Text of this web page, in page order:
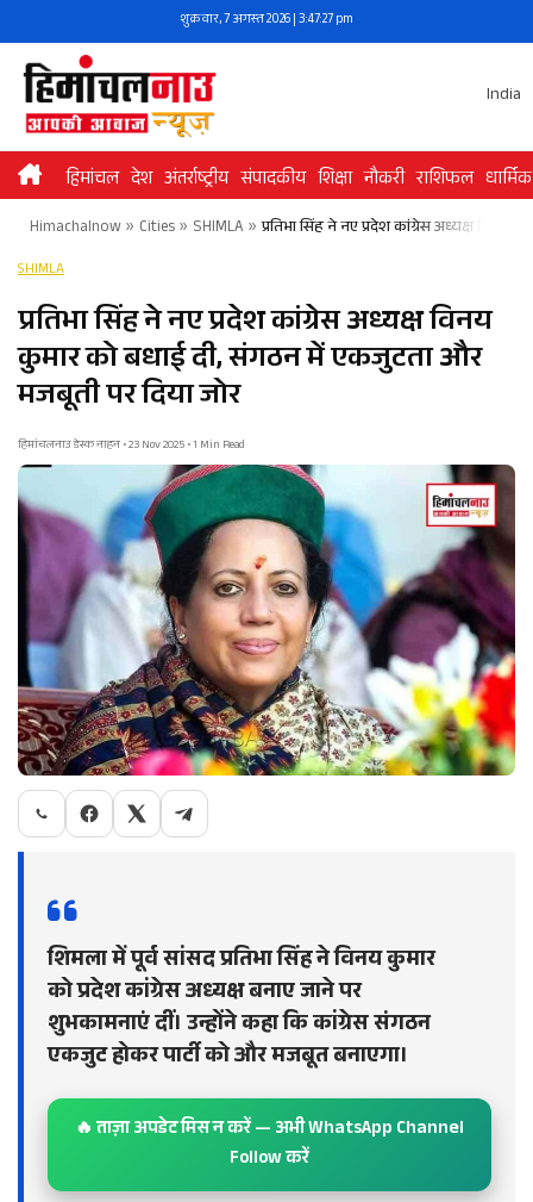
to
content
शुक्रवार, 7 अगस्त 2026 | 3:47:27 pm
India
हिमांचल देश अंतर्राष्ट्रीय संपादकीय शिक्षा नौकरी राशिफल धार्मिक
Himachalnow» Cities» SHIMLA » प्रतिभा सिंह ने नए प्रदेश कांग्रेस अध्यक्ष
SHIMLA
प्रतिभा सिंह ने नए प्रदेश कांग्रेस अध्यक्ष विनय
कुमार को बधाई दी, संगठन में एकजुटता और
मजबूती पर दिया जोर
हिमांचलनाउ डेस्क नाहन • 23 Nov 2025 • 1 Min Read
शिमला में पूर्व सांसद प्रतिभा सिंह ने विनय कुमार
को प्रदेश कांग्रेस अध्यक्ष बनाए जाने पर
शुभकामनाएं दीं। उन्होंने कहा कि कांग्रेस संगठन
एकजुट होकर पार्टी को और मजबूत बनाएगा।
🔥 ताज़ा अपडेट मिस न करें — अभी WhatsApp Channel
Follow करें